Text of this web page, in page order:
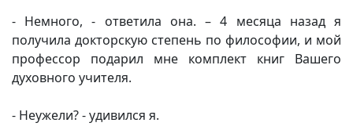
- Немного, - ответила она. – 4 месяца назад я
получила докторскую степень по философии, и мой
профессор подарил мне комплект книг Вашего
духовного учителя.
- Неужели? - удивился я.